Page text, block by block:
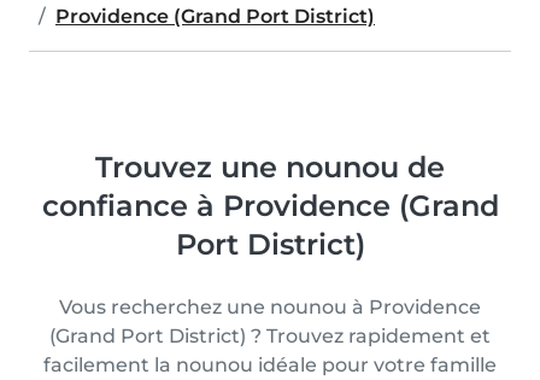
Providence (Grand Port District)
Trouvez une nounou de
confiance à Providence (Grand
Port District)
Vous recherchez une nounou à Providence
(Grand Port District) ? Trouvez rapidement et
facilement la nounou idéale pour votre famille